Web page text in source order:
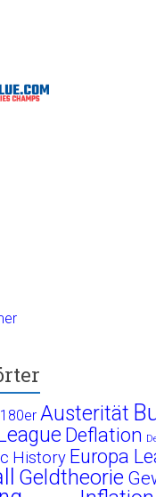
180er
Deflation
HistoryEuropa
Geldtheorie
Homepage Inflation